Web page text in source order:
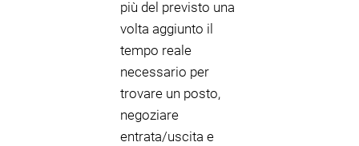
più del previsto una
volta aggiunto il
tempo reale
necessario per
trovare un posto,
negoziare
entrata/uscita e